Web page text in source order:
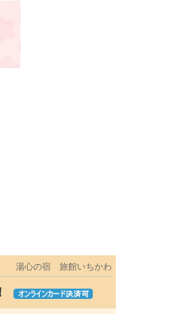
湯心の宿 旅館いちかわ